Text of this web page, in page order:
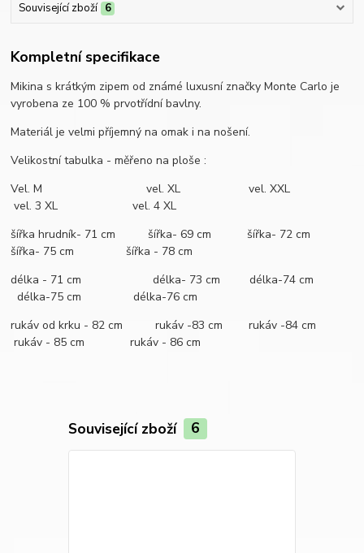
Související zboží 6
Kompletní specifikace
Mikina s krátkým zipem od známé luxusní značky Monte Carlo je
vyrobena ze 100 % prvotřídní bavlny.
Materiál je velmi příjemný na omak i na nošení.
Velikostní tabulka - měřeno na ploše :
Vel. M vel. XL vel. XXL
vel. 3 XL vel. 4 XL
šířka hrudník- 71 cm šířka- 69 cm šířka- 72 cm
šířka- 75 cm šířka - 78 cm
délka - 71 cm délka- 73 cm délka-74 cm
délka-75 cm délka-76 cm
rukáv od krku - 82 cm rukáv -83 cm rukáv -84 cm
rukáv - 85 cm rukáv - 86 cm
Související zboží 6